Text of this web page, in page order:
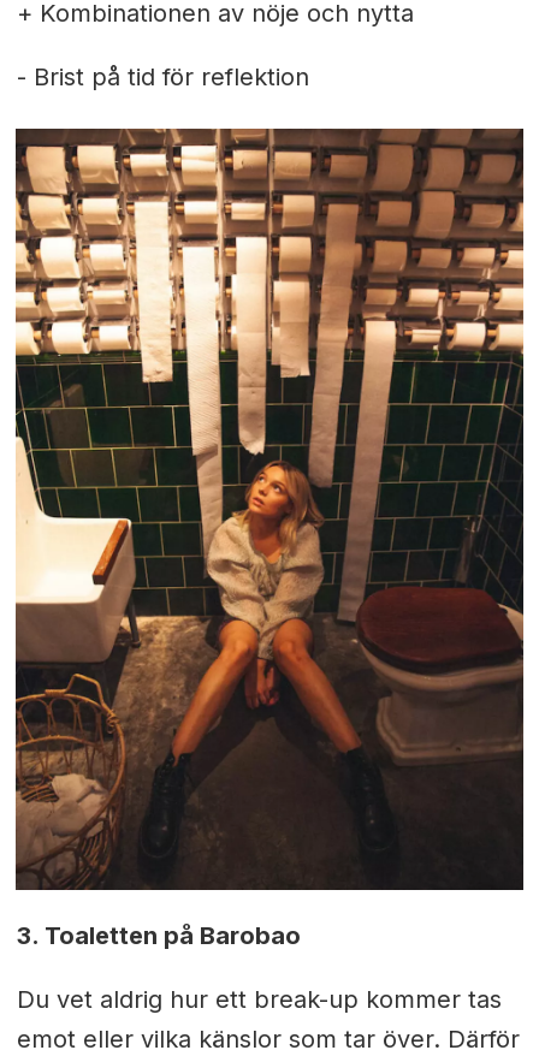
+ Kombinationen av nöje och nytta
- Brist på tid för reflektion
3. Toaletten på Barobao
Du vet aldrig hur ett break-up kommer tas
emot eller vilka känslor som tar över. Därför